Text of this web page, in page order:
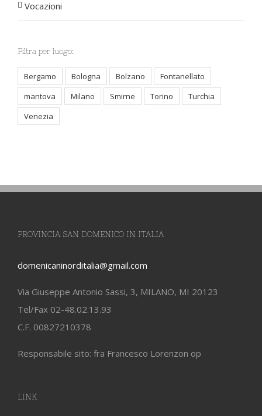
Vocazioni
Filtra per luogo:
Bergamo Bologna Bolzano
Fontanellato
mantova
Milano Smirne Torino
Turchia
Venezia
PROVINCIA SAN DOMENICO IN ITALIA
domenicaninorditalia@gmail.com
Via Giuseppe Antonio Sassi, 3, MILANO, MI 20123
Tel/Fax 02-48.02.13.93
C.F. 00827210378
Responsabile sito: fra Francesco Lorenzon op
LINK